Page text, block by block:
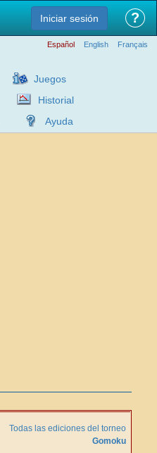
Iniciar sesión ?
Español English Français
Juegos
Historial
Ayuda
Todas las ediciones del torneo
Gomoku